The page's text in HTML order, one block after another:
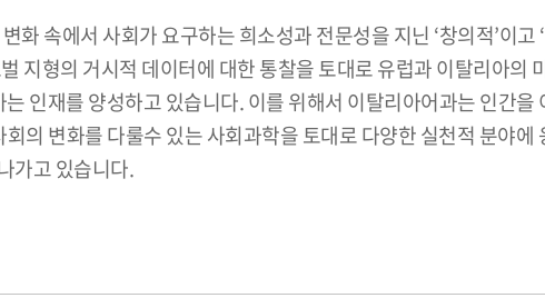
속에서 사회가 요구하는 희소성과 전문성을 지닌 ‘창의적’이
지형의 거시적 데이터에 대한 통찰을 토대로 유럽과 이탈리아의
인재를 양성하고 있습니다. 이를 위해서 이탈리아어과는 인간
의 변화를 다룰수 있는 사회과학을 토대로 다양한 실천적 분야
가고 있습니다.